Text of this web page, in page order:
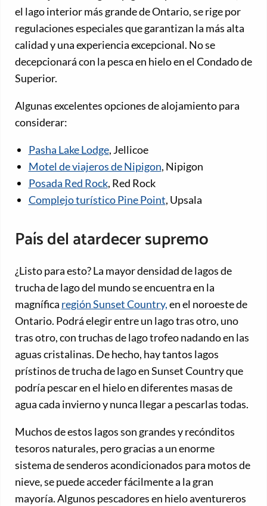
el lago interior más grande de Ontario, se rige por
regulaciones especiales que garantizan la más alta
calidad y una experiencia excepcional. No se
decepcionará con la pesca en hielo en el Condado de
Superior.
Algunas excelentes opciones de alojamiento para
considerar:
Pasha Lake Lodge, Jellicoe
Motel de viajeros de Nipigon, Nipigon
Posada Red Rock, Red Rock
Complejo turístico Pine Point, Upsala
País del atardecer supremo
¿Listo para esto? La mayor densidad de lagos de
trucha de lago del mundo se encuentra en la
magnífica región Sunset Country,en el noroeste de
Ontario. Podrá elegir entre un lago tras otro, uno
tras otro, con truchas de lago trofeo nadando en las
aguas cristalinas. De hecho, hay tantos lagos
prístinos de trucha de lago en Sunset Country que
podría pescar en el hielo en diferentes masas de
agua cada invierno y nunca llegar a pescarlas todas.
Muchos de estos lagos son grandes y recónditos
tesoros naturales, pero gracias a un enorme
sistema de senderos acondicionados para motos de
nieve, se puede acceder fácilmente a la gran
mayoría. Algunos pescadores en hielo aventureros